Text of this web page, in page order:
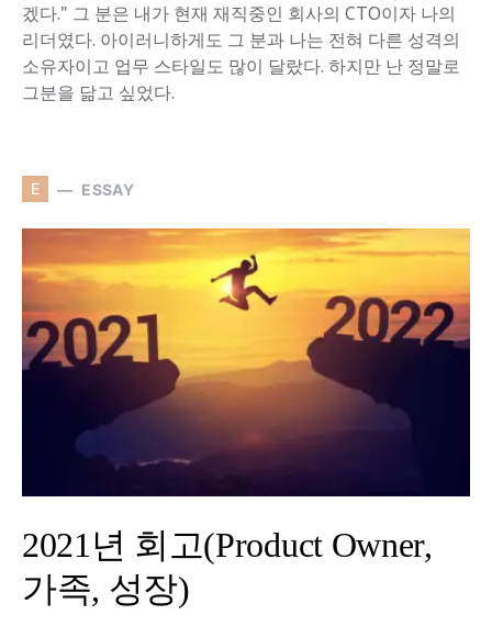
겠다." 그 분은 내가 현재 재직중인 회사의 CTO이자 나의
리더였다. 아이러니하게도 그 분과 나는 전혀 다른 성격의
소유자이고 업무 스타일도 많이 달랐다. 하지만 난 정말로
그분을 닮고 싶었다.
E ESSAY
2021년 회고(Product Owner,
가족, 성장)